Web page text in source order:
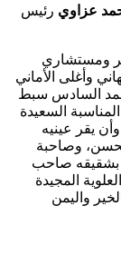
عزاوي رئيس
ومستشاري
وأغلى الأماني
السادس سبط
السعيدة
يقر عينيه
وصاحبة
بشقيقه صاحب
المجيدة
واليمن